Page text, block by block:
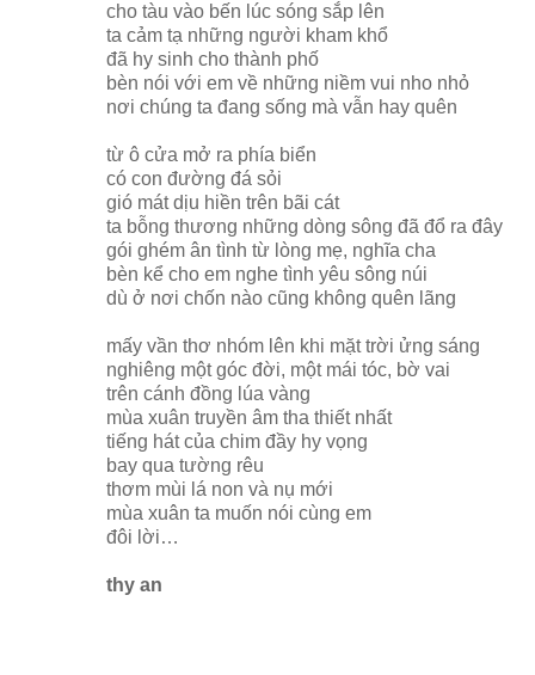
cho tàu vào bến lúc sóng sắp lên
ta cảm tạ những người kham khổ
đã hy sinh cho thành phố
bèn nói với em về những niềm vui nho nhỏ
nơi chúng ta đang sống mà vẫn hay quên
từ ô cửa mở ra phía biển
có con đường đá sỏi
gió mát dịu hiền trên bãi cát
ta bỗng thương những dòng sông đã đổ ra đây
gói ghém ân tình từ lòng mẹ, nghĩa cha
bèn kể cho em nghe tình yêu sông núi
dù ở nơi chốn nào cũng không quên lãng
mấy vần thơ nhóm lên khi mặt trời ửng sáng
nghiêng một góc đời, một mái tóc, bờ vai
trên cánh đồng lúa vàng
mùa xuân truyền âm tha thiết nhất
tiếng hát của chim đầy hy vọng
bay qua tường rêu
thơm mùi lá non và nụ mới
mùa xuân ta muốn nói cùng em
đôi lời…
thy an